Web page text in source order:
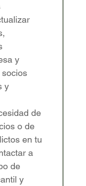
y
y
de
o de
en tu
a
de
y